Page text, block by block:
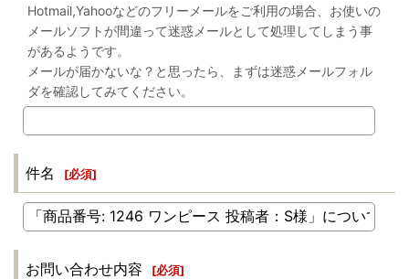
Hotmail,Yahooなどのフリーメールをご利用の場合、お使いの
メールソフトが間違って迷惑メールとして処理してしまう事
があるようです。
メールが届かないな？と思ったら、まずは迷惑メールフォル
ダを確認してみてください。
件名 [必須]
お問い合わせ内容 [必須]